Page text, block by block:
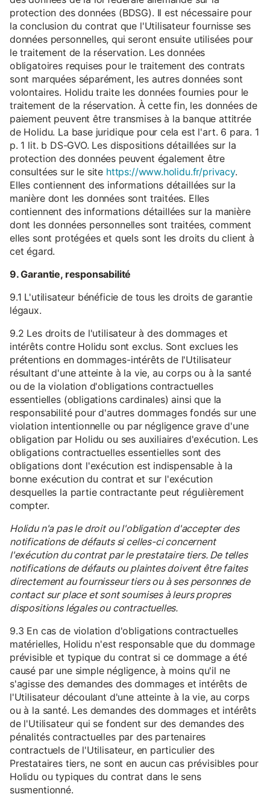
protection des données (BDSG). Il est nécessaire pour
la conclusion du contrat que l'Utilisateur fournisse ses
données personnelles, qui seront ensuite utilisées pour
le traitement de la réservation. Les données
obligatoires requises pour le traitement des contrats
sont marquées séparément, les autres données sont
volontaires. Holidu traite les données fournies pour le
traitement de la réservation. À cette fin, les données de
paiement peuvent être transmises à la banque attitrée
de Holidu. La base juridique pour cela est l'art. 6 para. 1
p. 1 lit. b DS-GVO. Les dispositions détaillées sur la
protection des données peuvent également être
consultées sur le site https://www.holidu.fr/privacy.
Elles contiennent des informations détaillées sur la
manière dont les données sont traitées. Elles
contiennent des informations détaillées sur la manière
dont les données personnelles sont traitées, comment
elles sont protégées et quels sont les droits du client à
cet égard.
9. Garantie, responsabilité
9.1 L'utilisateur bénéficie de tous les droits de garantie
légaux.
9.2 Les droits de l'utilisateur à des dommages et
intérêts contre Holidu sont exclus. Sont exclues les
prétentions en dommages-intérêts de l'Utilisateur
résultant d'une atteinte à la vie, au corps ou à la santé
ou de la violation d'obligations contractuelles
essentielles (obligations cardinales) ainsi que la
responsabilité pour d'autres dommages fondés sur une
violation intentionnelle ou par négligence grave d'une
obligation par Holidu ou ses auxiliaires d'exécution. Les
obligations contractuelles essentielles sont des
obligations dont l'exécution est indispensable à la
bonne exécution du contrat et sur l'exécution
desquelles la partie contractante peut régulièrement
compter.
Holidu n'a pas le droit ou l'obligation d'accepter des
notifications de défauts si celles-ci concernent
l'exécution du contrat par le prestataire tiers. De telles
notifications de défauts ou plaintes doivent être faites
directement au fournisseur tiers ou à ses personnes de
contact sur place et sont soumises à leurs propres
dispositions légales ou contractuelles.
9.3 En cas de violation d'obligations contractuelles
matérielles, Holidu n'est responsable que du dommage
prévisible et typique du contrat si ce dommage a été
causé par une simple négligence, à moins qu'il ne
s'agisse des demandes des dommages et intérêts de
l'Utilisateur découlant d'une atteinte à la vie, au corps
ou à la santé. Les demandes des dommages et intérêts
de l'Utilisateur qui se fondent sur des demandes des
pénalités contractuelles par des partenaires
contractuels de l'Utilisateur, en particulier des
Prestataires tiers, ne sont en aucun cas prévisibles pour
Holidu ou typiques du contrat dans le sens
susmentionné.